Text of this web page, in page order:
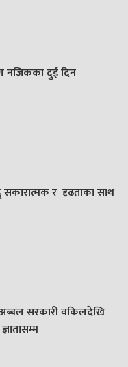
नजिकका दुई दिन
सकारात्मक र दृढताका साथ
सरकारी वकिलदेखि